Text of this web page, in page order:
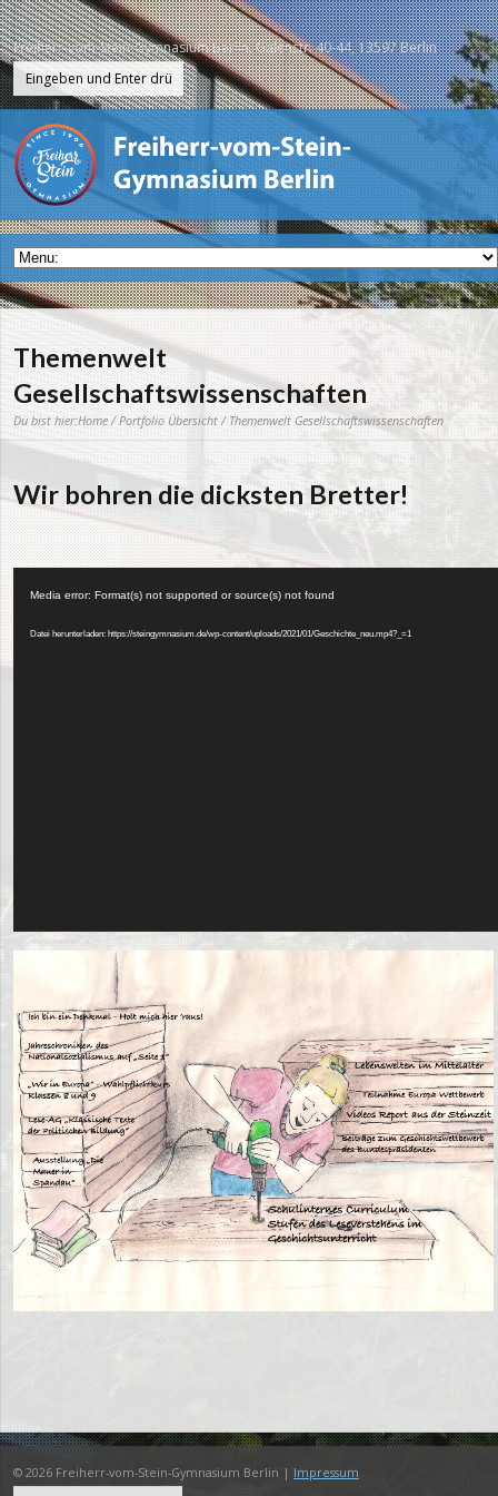
Freiherr-vom-Stein-Gymnasium Berlin, Galenstr. 40-44, 13597 Berlin
Themenwelt
Gesellschaftswissenschaften
Du bist hier:Home/Portfolio Übersicht/ Themenwelt Gesellschaftswissenschaften
Wir bohren die dicksten Bretter!
Player
Media error: Format(s) not supported or source(s) not found
Datei herunterladen: https://steingymnasium.de/wp-content/uploads/2021/01/Geschichte_neu.mp4?_=1
© 2026 Freiherr-vom-Stein-Gymnasium Berlin | Impressum